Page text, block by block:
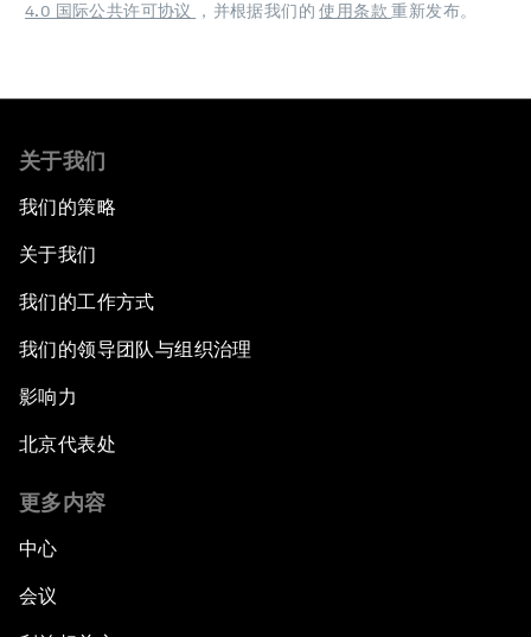
4.0 国际公共许可协议
，并根据我们的使用条款重新发布。
关于我们
我们的策略
关于我们
我们的工作方式
我们的领导团队与组织治理
影响力
北京代表处
更多内容
中心
会议